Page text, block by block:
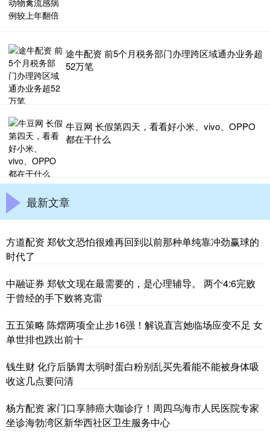
途牛配资 前5个月税务部门办理跨区域通办业务超
52万笔
牛豆网 长假第四天，看看好小米、vivo、OPPO
都在干什么
最新文章
方道配资 郑钦文恐怕很难再回到以前那种单纯靠冲劲赢球的
时代了
中融证券 郑钦文现在最需要的，是心理辅导。 两个4:6完败
于曾经的手下败将克雷
五五策略 陈熠两项全止步16强！解说直言她临场应变不足 女
单世排也跌出前十
钱生财 化疗后肠胃太弱时蛋白粉别乱买先看能不能被身体吸
收这几点要问清
杨方配资 家门口享肺癌大咖诊疗！周四乌海市人民医院专家
坐诊海勃湾区新华西社区卫生服务中心